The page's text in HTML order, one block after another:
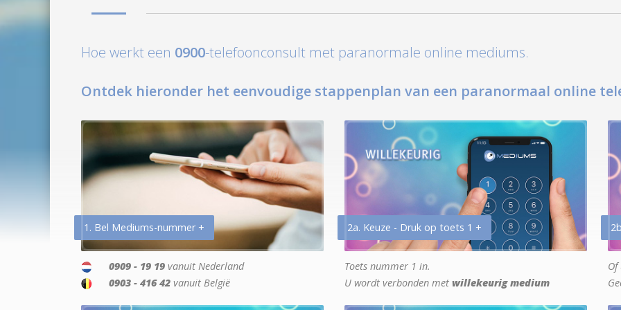
Hoe werkt een 0900-telefoonconsult met paranormale online mediums.
Ontdek hieronder het eenvoudige stappenplan van een paranormaal online
1. Bel Mediums-nummer +
0909 - 19 19 vanuit Nederland
0903 - 416 42 vanuit België
2a. Keuze - Druk op toets 1 +
Toets nummer 1 in.
U wordt verbonden met willekeurig medium